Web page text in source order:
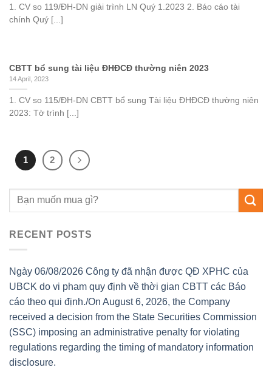
1. CV so 119/ĐH-DN giải trình LN Quý 1.2023 2. Báo cáo tài
chính Quý [...]
CBTT bổ sung tài liệu ĐHĐCĐ thường niên 2023
14 April, 2023
1. CV so 115/ĐH-DN CBTT bổ sung Tài liệu ĐHĐCĐ thường niên
2023: Tờ trình [...]
1 2
RECENT POSTS
Ngày 06/08/2026 Công ty đã nhận được QĐ XPHC của
UBCK do vi pham quy định về thời gian CBTT các Báo
cáo theo qui định./On August 6, 2026, the Company
received a decision from the State Securities Commission
(SSC) imposing an administrative penalty for violating
regulations regarding the timing of mandatory information
disclosure.